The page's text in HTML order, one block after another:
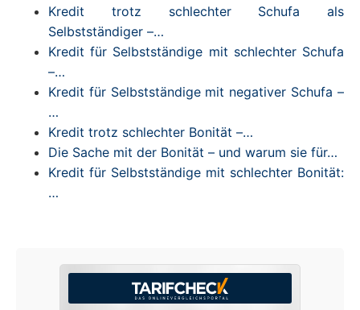
Kredit trotz schlechter Schufa als
Selbstständiger –…
Kredit für Selbstständige mit schlechter Schufa
–…
Kredit für Selbstständige mit negativer Schufa –
…
Kredit trotz schlechter Bonität –…
Die Sache mit der Bonität – und warum sie für…
Kredit für Selbstständige mit schlechter Bonität:
…